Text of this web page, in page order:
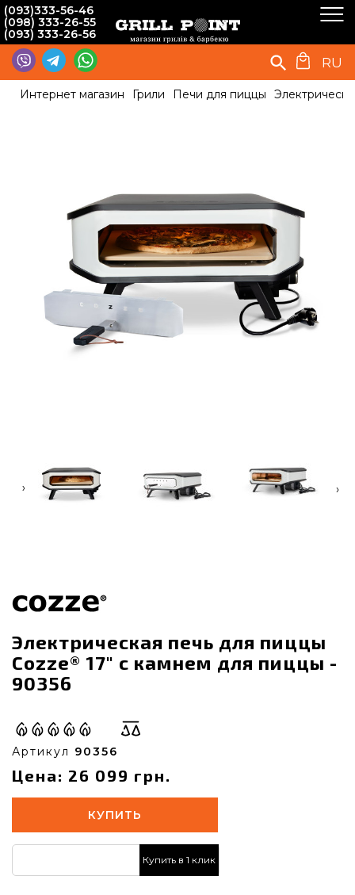
(093)333-56-46
(098) 333-26-55
(093) 333-26-56
RU
Интернет магазин Грили Печи для пиццы
‹ ›
Электрическая печь для пиццы
Cozze® 17" с камнем для пиццы -
90356
Артикул 90356
Цена: 26 099 грн.
КУПИТЬ
Купить в 1 клик